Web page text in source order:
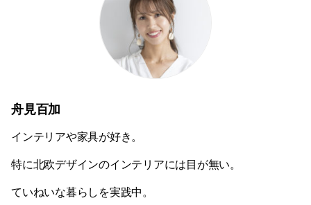
舟見百加
インテリアや家具が好き。
特に北欧デザインのインテリアには目が無い。
ていねいな暮らしを実践中。